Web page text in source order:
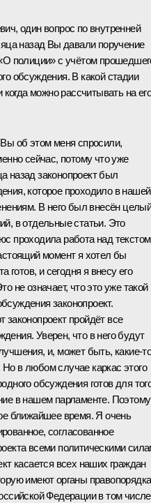
один вопрос по внутренней
назад Вы давали поручение
полиции» с учётом
обсуждения. В какой стадии
когда можно рассчитывать на его
об этом меня спросили,
сейчас, потому что уже
назад законопроект был
которое проходило в нашей
В него был внесён
в отдельные статьи. Это
проходила работа над текстом
момент я хотел бы
готов, и сегодня я внесу его
не означает, что это уже такой
законопроект.
пройдёт все
Уверен, что в него будут
и, может быть,
в любом случае каркас этого
обсуждения готов для
в нашем парламенте. Поэтому
ближайшее время. Я очень
согласованное
всеми политическими
касается всех наших граждан
имеют органы правопорядка
Федерации в том